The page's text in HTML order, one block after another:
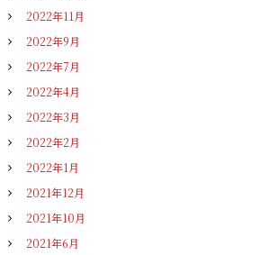
2022年11月
2022年9月
2022年7月
2022年4月
2022年3月
2022年2月
2022年1月
2021年12月
2021年10月
2021年6月